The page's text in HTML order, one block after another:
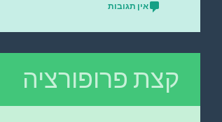
אין תגובות
קצת פרופורציה